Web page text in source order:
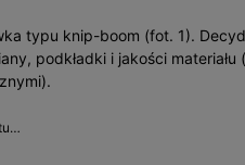
typu knip-boom (fot. 1).
podkładki i jakości